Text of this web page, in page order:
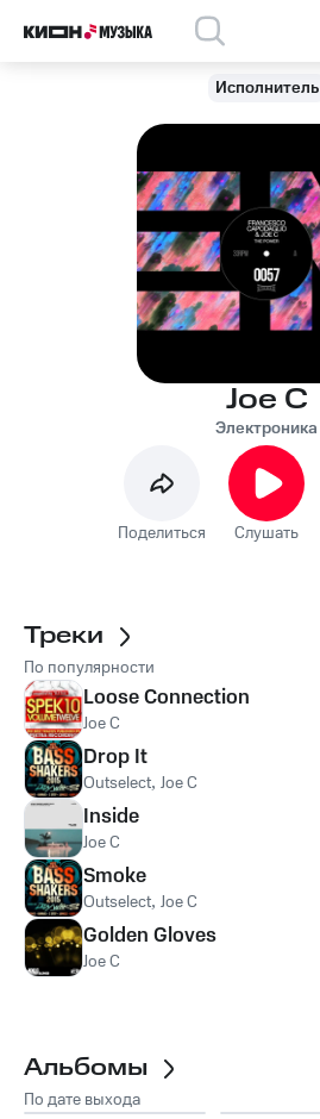
Исполнитель
Joe C
Электроника
Поделиться Слушать
Треки
По популярности
Loose Connection
Joe C
Drop It
Outselect, Joe C
Inside
Joe C
Smoke
Outselect, Joe C
Golden Gloves
Joe C
Альбомы
По дате выхода